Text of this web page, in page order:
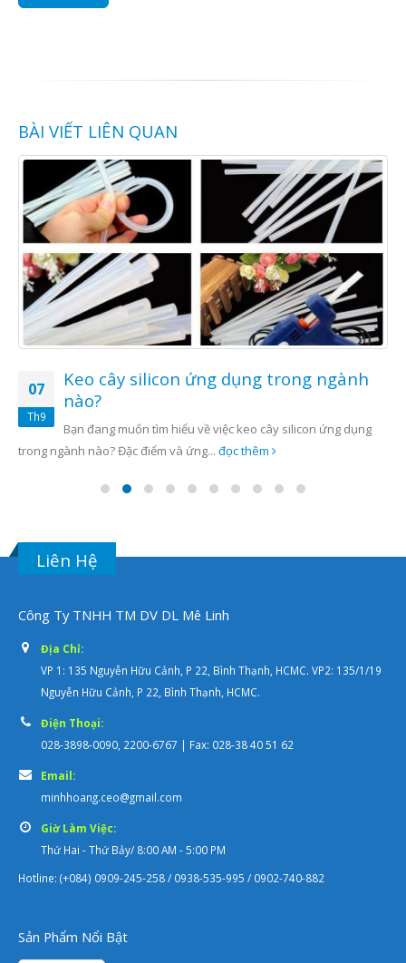
BÀI VIẾT LIÊN QUAN
07
Th9
Keo cây silicon ứng dụng trong ngành
nào?
Bạn đang muốn tìm hiểu về việc keo cây silicon ứng dụng
trong ngành nào? Đặc điểm và ứng... đọc thêm
Liên Hệ
Công Ty TNHH TM DV DL Mê Linh
Địa Chỉ:
VP 1: 135 Nguyễn Hữu Cảnh, P 22, Bình Thạnh, HCMC. VP2: 135/1/19
Nguyễn Hữu Cảnh, P 22, Bình Thạnh, HCMC.
Điện Thoại:
028-3898-0090, 2200-6767 | Fax: 028-38 40 51 62
Email:
minhhoang.ceo@gmail.com
Giờ Làm Việc:
Thứ Hai - Thứ Bảy/ 8:00 AM - 5:00 PM
Hotline: (+084) 0909-245-258 / 0938-535-995 / 0902-740-882
Sản Phẩm Nổi Bật